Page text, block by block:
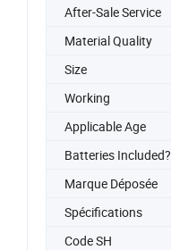
After-Sale Service
Material Quality
Size
Working
Applicable Age
Batteries Included?
Marque Déposée
Spécifications
Code SH